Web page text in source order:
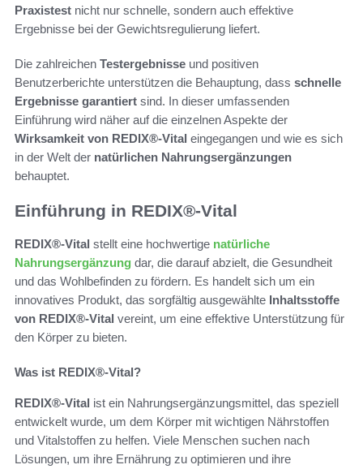
Praxistest nicht nur schnelle, sondern auch effektive
Ergebnisse bei der Gewichtsregulierung liefert.
Die zahlreichen Testergebnisse und positiven
Benutzerberichte unterstützen die Behauptung, dass schnelle
Ergebnisse garantiert sind. In dieser umfassenden
Einführung wird näher auf die einzelnen Aspekte der
Wirksamkeit von REDIX®-Vital eingegangen und wie es sich
in der Welt der natürlichen Nahrungsergänzungen
behauptet.
Einführung in REDIX®-Vital
REDIX®-Vital stellt eine hochwertige natürliche
Nahrungsergänzung dar, die darauf abzielt, die Gesundheit
und das Wohlbefinden zu fördern. Es handelt sich um ein
innovatives Produkt, das sorgfältig ausgewählte Inhaltsstoffe
von REDIX®-Vital vereint, um eine effektive Unterstützung für
den Körper zu bieten.
Was ist REDIX®-Vital?
REDIX®-Vital ist ein Nahrungsergänzungsmittel, das speziell
entwickelt wurde, um dem Körper mit wichtigen Nährstoffen
und Vitalstoffen zu helfen. Viele Menschen suchen nach
Lösungen, um ihre Ernährung zu optimieren und ihre